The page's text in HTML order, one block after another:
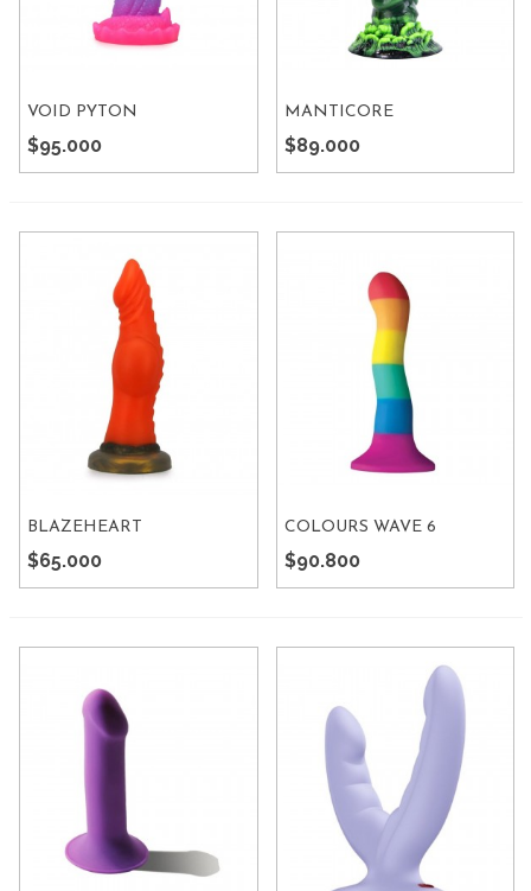
VOID PYTON
$95.000
MANTICORE
$89.000
BLAZEHEART
$65.000
COLOURS WAVE 6
$90.800